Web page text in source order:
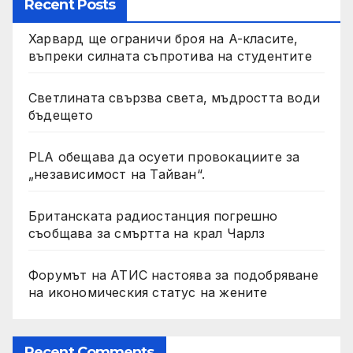
Recent Posts
Харвард ще ограничи броя на A-класите,
въпреки силната съпротива на студентите
Светлината свързва света, мъдростта води
бъдещето
PLA обещава да осуети провокациите за
„независимост на Тайван“.
Британската радиостанция погрешно
съобщава за смъртта на крал Чарлз
Форумът на АТИС настоява за подобряване
на икономическия статус на жените